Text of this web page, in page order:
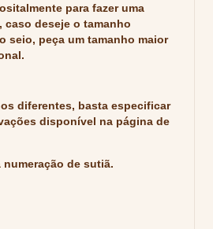
para fazer uma
caso deseje o tamanho
seio, peça um tamanho maior
diferentes, basta especificar
disponível na página de
de sutiã.